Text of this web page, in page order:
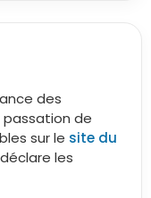
des
passation de
sur le site du
les